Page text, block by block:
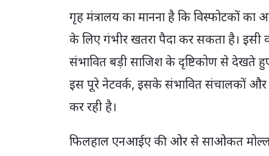
गृह मंत्रालय का मानना है कि विस्फोटकों का
के लिए गंभीर खतरा पैदा कर सकता है। इसी
संभावित बड़ी साजिश के दृष्टिकोण से देखते
इस पूरे नेटवर्क, इसके संभावित संचालकों और
कर रही है।
फिलहाल एनआईए की ओर से साओकत मोल्ला